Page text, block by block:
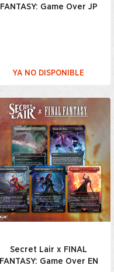
FANTASY: Game Over JP
YA NO DISPONIBLE
Secret Lair x FINAL
FANTASY: Game Over EN